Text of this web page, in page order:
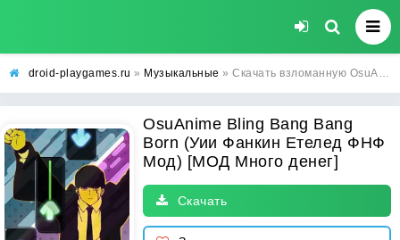
droid-playgames.ru » Музыкальные » Скачать взломанную OsuAnime Bling Bang Bang Born (Уии Фанкин Етелед ФНФ Мод) [МОД Много денег] - последняя версия apk на Андроид
OsuAnime Bling Bang Bang
Born (Уии Фанкин Етелед ФНФ
Мод) [МОД Много денег]
Скачать